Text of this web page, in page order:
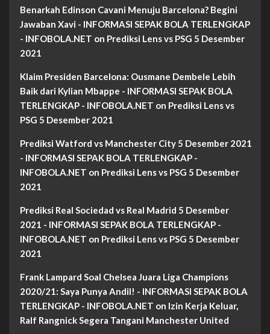
Benarkah Edinson Cavani Menuju Barcelona? Begini
Jawaban Xavi - INFORMASI SEPAK BOLA TERLENGKAP
- INFOBOLA.NET on Prediksi Lens vs PSG 5 Desember
2021
Klaim Presiden Barcelona: Ousmane Dembele Lebih
Baik dari Kylian Mbappe - INFORMASI SEPAK BOLA
TERLENGKAP - INFOBOLA.NET on Prediksi Lens vs
PSG 5 Desember 2021
Prediksi Watford vs Manchester City 5 Desember 2021
- INFORMASI SEPAK BOLA TERLENGKAP -
INFOBOLA.NET on Prediksi Lens vs PSG 5 Desember
2021
Prediksi Real Sociedad vs Real Madrid 5 Desember
2021 - INFORMASI SEPAK BOLA TERLENGKAP -
INFOBOLA.NET on Prediksi Lens vs PSG 5 Desember
2021
Frank Lampard Soal Chelsea Juara Liga Champions
2020/21: Saya Punya Andil! - INFORMASI SEPAK BOLA
TERLENGKAP - INFOBOLA.NET on Izin Kerja Keluar,
Ralf Rangnick Segera Tangani Manchester United